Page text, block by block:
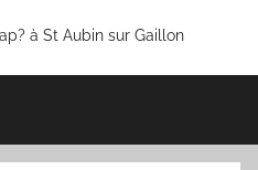
à St Aubin sur Gaillon